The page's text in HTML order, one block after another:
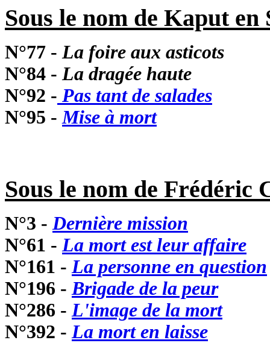
Sous le nom de Kaput en
N°77 -La foire aux asticots
N°84 -La dragée haute
N°92 - Pas tant de salades
N°95 -Mise à mort
Sous le nom de Frédéric
N°3 -Dernière mission
N°61 -La mort est leur affaire
N°161 -La personne en question
N°196 - Brigade de la peur
N°286 -L'image de la mort
N°392 -La mort en laisse